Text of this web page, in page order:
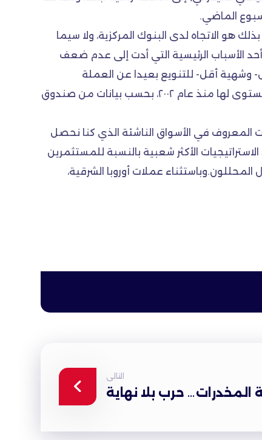
هو الاتجاه لدى البنوك المركزية، ولا سيما
أحد الأسباب الرئيسية التي أدت إلى عدم ضعف
وشهية أقل- للتنويع بعيدا عن العملة
الأمريكية. ووصلت مقتنيات اليورو كنسبة من إجمالي احتياطيات البنوك المركزية في نهاية أيلول (سبتمبر) إلى أدنى مستوى لها منذ عام ٢٠٠٢، بحسب بيانات من صندوق
المعروف في الأسواق الناشئة الذي كنا نحصل
الأكثر شعبية بالنسبة للمستثمرين
عملات أوروبا الشرقية،
التالى
المخدرات… حرب بلا نهاية